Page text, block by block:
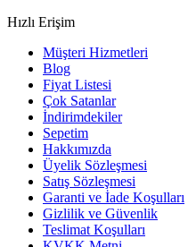
Hızlı Erişim
Müşteri Hizmetleri
Blog
Fiyat Listesi
Çok Satanlar
İndirimdekiler
Sepetim
Hakkımızda
Üyelik Sözleşmesi
Satış Sözleşmesi
Garanti ve İade Koşulları
Gizlilik ve Güvenlik
Teslimat Koşulları